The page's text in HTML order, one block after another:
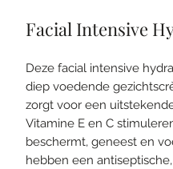
Facial Intensive
Deze facial intensive
diep voedende
zorgt voor een
Vitamine E en C
beschermt, geneest en
hebben een